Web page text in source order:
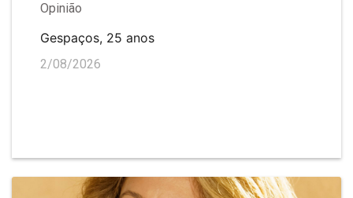
Opinião
Gespaços, 25 anos
2/08/2026